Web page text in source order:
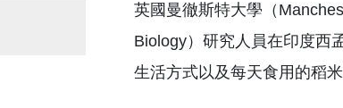
英國曼徹斯特大學（
Biology）研究人員在印度西
生活方式以及每天食用的稻